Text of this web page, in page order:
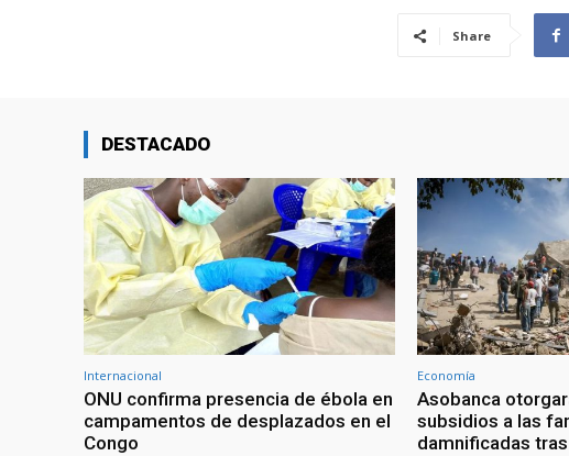
Share
DESTACADO
Internacional
ONU confirma presencia de ébola en
campamentos de desplazados en el
Congo
Economía
Asobanca
subsidios a las
damnificadas